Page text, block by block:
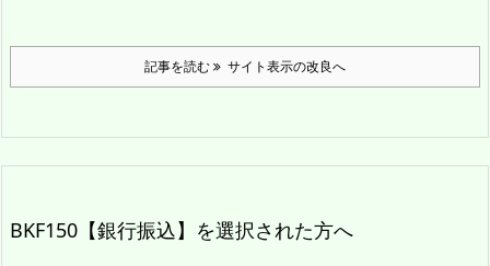
記事を読む サイト表示の改良へ
BKF150【銀行振込】を選択された方へ